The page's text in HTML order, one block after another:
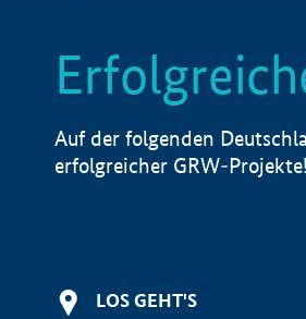
Auf der folgenden
erfolgreicher GRW-Projekte!
LOS GEHT'S